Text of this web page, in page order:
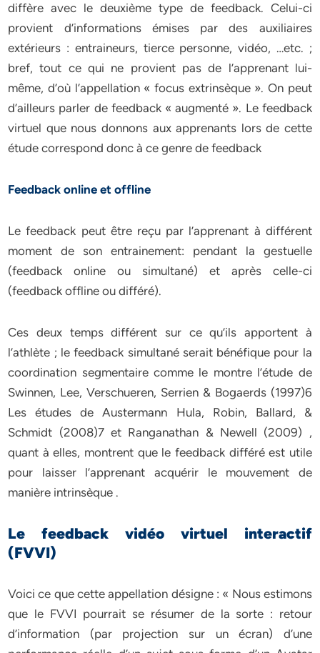
diffère avec le deuxième type de feedback. Celui-ci
provient d’informations émises par des auxiliaires
extérieurs : entraineurs, tierce personne, vidéo, …etc. ;
bref, tout ce qui ne provient pas de l’apprenant lui-
même, d’où l’appellation « focus extrinsèque ». On peut
d’ailleurs parler de feedback « augmenté ». Le feedback
virtuel que nous donnons aux apprenants lors de cette
étude correspond donc à ce genre de feedback
Feedback online et offline
Le feedback peut être reçu par l’apprenant à différent
moment de son entrainement: pendant la gestuelle
(feedback online ou simultané) et après celle-ci
(feedback offline ou différé).
Ces deux temps différent sur ce qu’ils apportent à
l’athlète ; le feedback simultané serait bénéfique pour la
coordination segmentaire comme le montre l’étude de
Swinnen, Lee, Verschueren, Serrien & Bogaerds (1997)6
Les études de Austermann Hula, Robin, Ballard, &
Schmidt (2008)7 et Ranganathan & Newell (2009) ,
quant à elles, montrent que le feedback différé est utile
pour laisser l’apprenant acquérir le mouvement de
manière intrinsèque .
Le feedback vidéo virtuel interactif
(FVVI)
Voici ce que cette appellation désigne : « Nous estimons
que le FVVI pourrait se résumer de la sorte : retour
d’information (par projection sur un écran) d’une